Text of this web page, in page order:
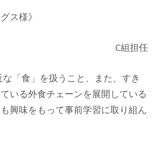
ス様》
C組担任
「食」を扱うこと、また、すき
いる外食チェーンを展開している
興味をもって事前学習に取り組ん